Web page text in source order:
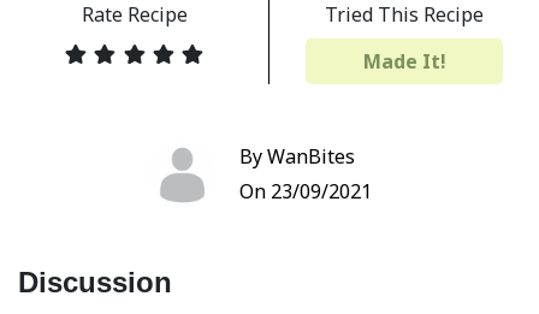
Rate Recipe
Tried This Recipe
Made It!
By WanBites
On 23/09/2021
Discussion